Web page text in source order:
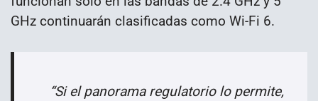
GHz continuarán clasificadas como Wi-Fi 6.
“Si el panorama regulatorio lo permite,